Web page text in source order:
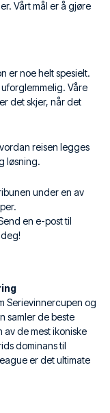
Vårt mål er å gjøre
er noe helt spesielt.
Våre
det skjer, når det
reisen legges
løsning.
under en av
en e-post til
Serievinnercupen og
samler de beste
av de mest ikoniske
dominans til
er det ultimate